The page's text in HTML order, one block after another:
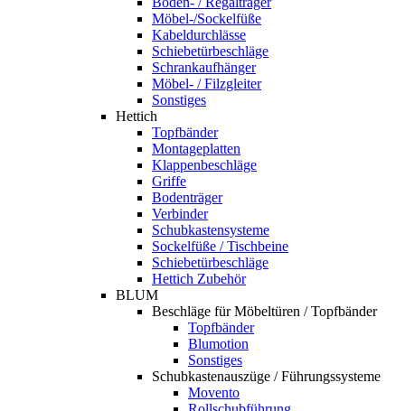
Möbel-/Sockelfüße
Kabeldurchlässe
Schiebetürbeschläge
Schrankaufhänger
Möbel- / Filzgleiter
Sonstiges
Hettich
Topfbänder
Montageplatten
Klappenbeschläge
Griffe
Bodenträger
Verbinder
Schubkastensysteme
Sockelfüße / Tischbeine
Schiebetürbeschläge
Hettich Zubehör
BLUM
Beschläge für Möbeltüren / Topfbänder
Topfbänder
Blumotion
Sonstiges
Schubkastenauszüge / Führungssysteme
Movento